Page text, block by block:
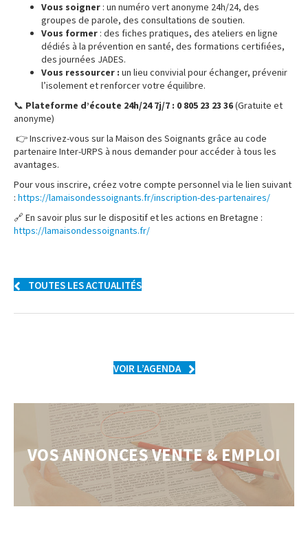
Vous soigner : un numéro vert anonyme 24h/24, des
groupes de parole, des consultations de soutien.
Vous former : des fiches pratiques, des ateliers en ligne
dédiés à la prévention en santé, des formations certifiées,
des journées JADES.
Vous ressourcer : un lieu convivial pour échanger, prévenir
l’isolement et renforcer votre équilibre.
📞 Plateforme d’écoute 24h/24 7j/7 : 0 805 23 23 36(Gratuite et
anonyme)
👉 Inscrivez-vous sur la Maison des Soignants grâce au code
partenaire Inter-URPS à nous demander pour accéder à tous les
avantages.
Pour vous inscrire, créez votre compte personnel via le lien suivant
: https://lamaisondessoignants.fr/inscription-des-partenaires/
🔗 En savoir plus sur le dispositif et les actions en Bretagne :
https://lamaisondessoignants.fr/
TOUTES LES ACTUALITÉS
VOIR L’AGENDA
VOS ANNONCES VENTE & EMPLOI